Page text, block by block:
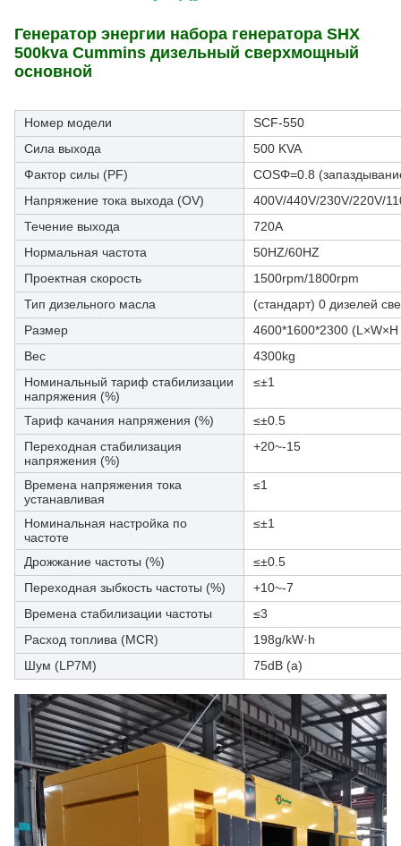
Генератор энергии набора генератора SHX
500kva Cummins дизельный сверхмощный
основной
Номер модели
SCF-550
Сила выхода
500 KVA
Фактор силы (PF)
COSΦ=0.8
Напряжение тока выхода (OV)
400V/440V/230V/220V/
Течение выхода
720A
Нормальная частота
50HZ/60HZ
Проектная скорость
1500rpm/1800rpm
Тип дизельного масла
(стандарт) 0 дизелей
Размер
4600*1600*2300
Вес
4300kg
Номинальный тариф стабилизации
напряжения (%)
≤±1
Тариф качания напряжения (%)
≤±0.5
Переходная стабилизация
напряжения (%)
+20~-15
Времена напряжения тока
устанавливая
≤1
Номинальная настройка по
частоте
≤±1
Дрожжание частоты (%)
≤±0.5
Переходная зыбкость частоты (%)
+10~-7
Времена стабилизации частоты
≤3
Расход топлива (MCR)
198g/kW·h
Шум (LP7M)
75dB (a)